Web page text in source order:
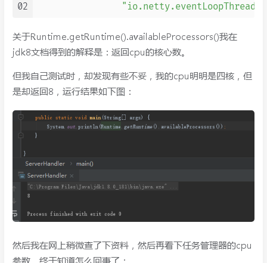
02
"io.netty.eventLoopThreads"
关于Runtime.getRuntime().availableProcessors()我在
jdk8文档得到的解释是：返回cpu的核心数。
但我自己测试时，却发现有些不妥，我的cpu明明是四核，但
是却返回8，运行结果如下图：
然后我在网上稍微查了下资料，然后再看下任务管理器的cpu
参数，终于知道怎么回事了：